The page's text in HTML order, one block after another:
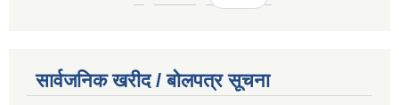
सार्वजनिक खरीद / बोलपत्र सूचना